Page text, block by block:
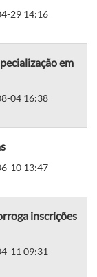
29 14:16
em
04 16:38
10 13:47
inscrições
11 09:31